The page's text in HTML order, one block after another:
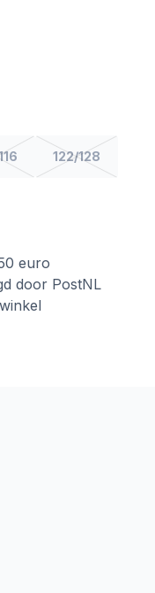
122/128
euro
door PostNL